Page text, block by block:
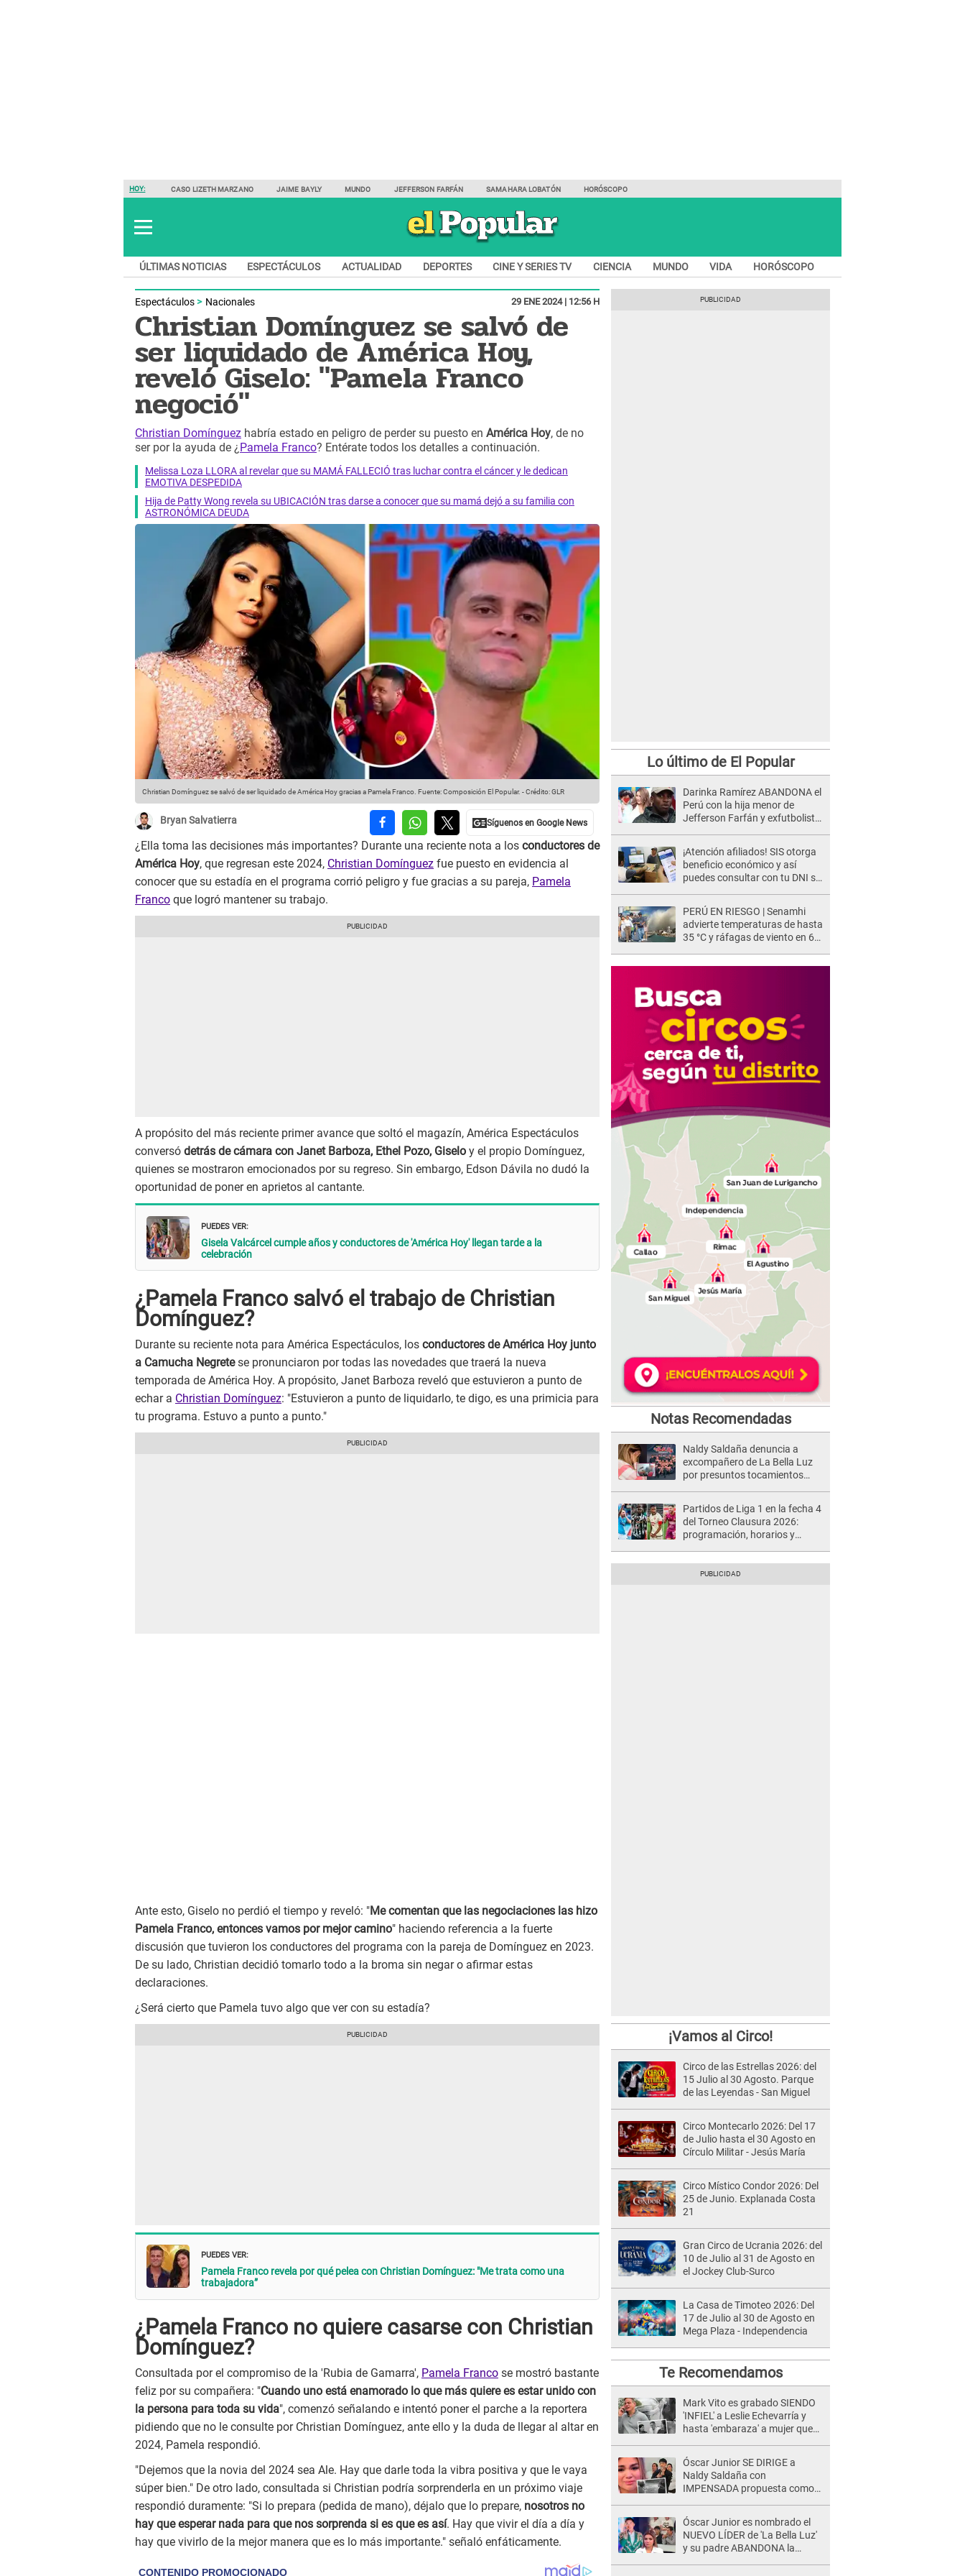
HOY: CASO LIZETH MARZANO JAIME BAYLY MUNDO JEFFERSON FARFÁN SAMAHARA LOBATÓN HORÓSCOPO
ÚLTIMAS NOTICIAS ESPECTÁCULOS ACTUALIDAD DEPORTES CINE Y SERIES TV CIENCIA MUNDO VIDA HORÓSCOPO
Espectáculos Nacionales 29 ENE 2024 | 12:56 H
Christian Domínguez se salvó de
ser liquidado de América Hoy,
reveló Giselo: "Pamela Franco
negoció"
Christian Domínguez habría estado en peligro de perder su puesto en América Hoy, de no
ser por la ayuda de ¿ Pamela Franco? Entérate todos los detalles a continuación.
Melissa Loza LLORA al revelar que su MAMÁ FALLECIÓ tras luchar contra el cáncer y le dedican
EMOTIVA DESPEDIDA
Hija de Patty Wong revela su UBICACIÓN tras darse a conocer que su mamá dejó a su familia con
ASTRONÓMICA DEUDA
Christian Domínguez se salvó de ser liquidado de América Hoy gracias a Pamela Franco. Fuente: Composición El Popular. -Crédito: GLR
Bryan Salvatierra
¿Ella toma las decisiones más importantes? Durante una reciente nota a los conductores de
América Hoy, que regresan este 2024, Christian Domínguez fue puesto en evidencia al
conocer que su estadía en el programa corrió peligro y fue gracias a su pareja, Pamela
Franco que logró mantener su trabajo.
A propósito del más reciente primer avance que soltó el magazín, América Espectáculos
conversó detrás de cámara con Janet Barboza, Ethel Pozo, Giselo y el propio Domínguez,
quienes se mostraron emocionados por su regreso. Sin embargo, Edson Dávila no dudó la
oportunidad de poner en aprietos al cantante.
PUEDES VER:
Gisela Valcárcel cumple años y conductores de 'América Hoy' llegan tarde a la
celebración
¿Pamela Franco salvó el trabajo de Christian
Domínguez?
Durante su reciente nota para América Espectáculos, los conductores de América Hoy junto
a Camucha Negretese pronunciaron por todas las novedades que traerá la nueva
temporada de América Hoy. A propósito, Janet Barboza reveló que estuvieron a punto de
echar a Christian Domínguez: "Estuvieron a punto de liquidarlo, te digo, es una primicia para
tu programa. Estuvo a punto a punto."
Ante esto, Giselo no perdió el tiempo y reveló: "Me comentan que las negociaciones las hizo
Pamela Franco, entonces vamos por mejor camino" haciendo referencia a la fuerte
discusión que tuvieron los conductores del programa con la pareja de Domínguez en 2023.
De su lado, Christian decidió tomarlo todo a la broma sin negar o afirmar estas
declaraciones.
¿Será cierto que Pamela tuvo algo que ver con su estadía?
PUEDES VER:
Pamela Franco revela por qué pelea con Christian Domínguez: "Me trata como una
trabajadora”
¿Pamela Franco no quiere casarse con Christian
Domínguez?
Consultada por el compromiso de la 'Rubia de Gamarra', Pamela Franco se mostró bastante
feliz por su compañera: "Cuando uno está enamorado lo que más quiere es estar unido con
la persona para toda su vida", comenzó señalando e intentó poner el parche a la reportera
pidiendo que no le consulte por Christian Domínguez, ante ello y la duda de llegar al altar en
2024, Pamela respondió.
"Dejemos que la novia del 2024 sea Ale. Hay que darle toda la vibra positiva y que le vaya
súper bien." De otro lado, consultada si Christian podría sorprenderla en un próximo viaje
respondió duramente: "Si lo prepara (pedida de mano), déjalo que lo prepare, nosotros no
hay que esperar nada para que nos sorprenda si es que es así. Hay que vivir el día a día y
hay que vivirlo de la mejor manera que es lo más importante." señaló enfáticamente.
Lo último de El Popular
Darinka Ramírez ABANDONA el
Perú con la hija menor de
Jefferson Farfán y exfutbolista
¡Atención afiliados! SIS otorga
beneficio económico y así
puedes consultar con tu DNI si
PERÚ EN RIESGO | Senamhi
advierte temperaturas de hasta
35 °C y ráfagas de viento en 6
Notas Recomendadas
Naldy Saldaña denuncia a
excompañero de La Bella Luz
por presuntos tocamientos
Partidos de Liga 1 en la fecha 4
del Torneo Clausura 2026:
programación, horarios y
¡Vamos al Circo!
Circo de las Estrellas 2026: del
15 Julio al 30 Agosto. Parque
de las Leyendas - San Miguel
Circo Montecarlo 2026: Del 17
de Julio hasta el 30 Agosto en
Círculo Militar - Jesús María
Circo Místico Condor 2026: Del
25 de Junio. Explanada Costa
21
Gran Circo de Ucrania 2026: del
10 de Julio al 31 de Agosto en
el Jockey Club-Surco
La Casa de Timoteo 2026: Del
17 de Julio al 30 de Agosto en
Mega Plaza - Independencia
Te Recomendamos
Mark Vito es grabado SIENDO
'INFIEL' a Leslie Echevarría y
hasta 'embaraza' a mujer que
desgraciado! "
Óscar Junior SE DIRIGE a
Naldy Saldaña con
IMPENSADA propuesta como
denuncia: "Otro tipo de ley..."
Óscar Junior es nombrado el
NUEVO LÍDER de 'La Bella Luz'
y su padre ABANDONA la